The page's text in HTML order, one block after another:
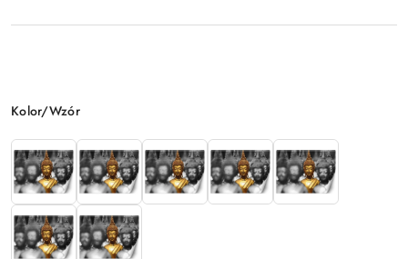
Wariant
Kolor/Wzór